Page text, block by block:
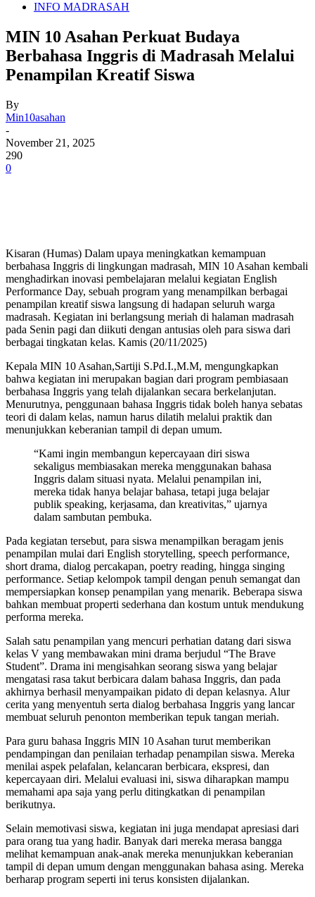
INFO MADRASAH
MIN 10 Asahan Perkuat Budaya
Berbahasa Inggris di Madrasah Melalui
Penampilan Kreatif Siswa
By
Min10asahan
-
November 21, 2025
290
0
Kisaran (Humas) Dalam upaya meningkatkan kemampuan
berbahasa Inggris di lingkungan madrasah, MIN 10 Asahan kembali
menghadirkan inovasi pembelajaran melalui kegiatan English
Performance Day, sebuah program yang menampilkan berbagai
penampilan kreatif siswa langsung di hadapan seluruh warga
madrasah. Kegiatan ini berlangsung meriah di halaman madrasah
pada Senin pagi dan diikuti dengan antusias oleh para siswa dari
berbagai tingkatan kelas. Kamis (20/11/2025)
Kepala MIN 10 Asahan,Sartiji S.Pd.I.,M.M, mengungkapkan
bahwa kegiatan ini merupakan bagian dari program pembiasaan
berbahasa Inggris yang telah dijalankan secara berkelanjutan.
Menurutnya, penggunaan bahasa Inggris tidak boleh hanya sebatas
teori di dalam kelas, namun harus dilatih melalui praktik dan
menunjukkan keberanian tampil di depan umum.
“Kami ingin membangun kepercayaan diri siswa
sekaligus membiasakan mereka menggunakan bahasa
Inggris dalam situasi nyata. Melalui penampilan ini,
mereka tidak hanya belajar bahasa, tetapi juga belajar
publik speaking, kerjasama, dan kreativitas,” ujarnya
dalam sambutan pembuka.
Pada kegiatan tersebut, para siswa menampilkan beragam jenis
penampilan mulai dari English storytelling, speech performance,
short drama, dialog percakapan, poetry reading, hingga singing
performance. Setiap kelompok tampil dengan penuh semangat dan
mempersiapkan konsep penampilan yang menarik. Beberapa siswa
bahkan membuat properti sederhana dan kostum untuk mendukung
performa mereka.
Salah satu penampilan yang mencuri perhatian datang dari siswa
kelas V yang membawakan mini drama berjudul “The Brave
Student”. Drama ini mengisahkan seorang siswa yang belajar
mengatasi rasa takut berbicara dalam bahasa Inggris, dan pada
akhirnya berhasil menyampaikan pidato di depan kelasnya. Alur
cerita yang menyentuh serta dialog berbahasa Inggris yang lancar
membuat seluruh penonton memberikan tepuk tangan meriah.
Para guru bahasa Inggris MIN 10 Asahan turut memberikan
pendampingan dan penilaian terhadap penampilan siswa. Mereka
menilai aspek pelafalan, kelancaran berbicara, ekspresi, dan
kepercayaan diri. Melalui evaluasi ini, siswa diharapkan mampu
memahami apa saja yang perlu ditingkatkan di penampilan
berikutnya.
Selain memotivasi siswa, kegiatan ini juga mendapat apresiasi dari
para orang tua yang hadir. Banyak dari mereka merasa bangga
melihat kemampuan anak-anak mereka menunjukkan keberanian
tampil di depan umum dengan menggunakan bahasa asing. Mereka
berharap program seperti ini terus konsisten dijalankan.